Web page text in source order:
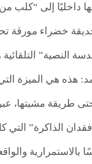
داخليًا إلى “كلب
خضراء مورقة
النصية”
هذه هي الميزة
طريقة مشيتها،
الذاكرة” التي
بالاستمرارية